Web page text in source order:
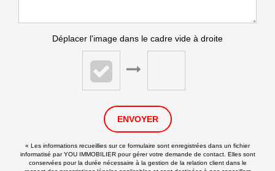
Déplacer l'image dans le cadre vide à droite
ENVOYER
« Les informations recueillies sur ce formulaire sont enregistrées dans un fichier
informatisé par YOU IMMOBILIER pour gérer votre demande de contact. Elles sont
conservées pour la durée nécessaire à la gestion de la relation client dans le